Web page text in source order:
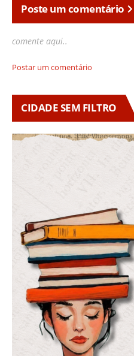
Poste um comentário
comente aqui..
Postar um comentário
CIDADE SEM FILTRO